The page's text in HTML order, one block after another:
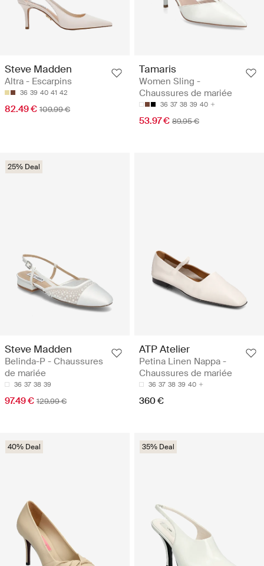
Steve Madden
Altra - Escarpins
36 39 40 41 42
82.49 € 109.99 €
Tamaris
Women Sling -
Chaussures de mariée
36 37 38 39 40
53.97 € 89.95 €
25% Deal
Steve Madden
Belinda-P - Chaussures
de mariée
36 37 38 39
97.49 € 129.99 €
ATP Atelier
Petina Linen Nappa -
Chaussures de mariée
36 37 38 39 40
360 €
40% Deal 35% Deal